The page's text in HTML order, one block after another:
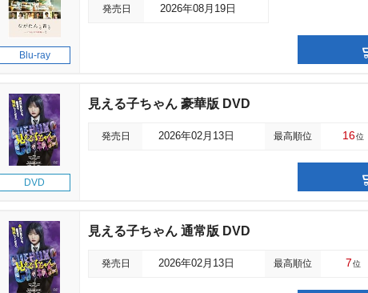
Blu-ray
発売日 2026年08月19日
DVD
見える子ちゃん 豪華版 DVD
発売日 2026年02月13日 最高順位 16位
見える子ちゃん 通常版 DVD
発売日 2026年02月13日 最高順位 7位